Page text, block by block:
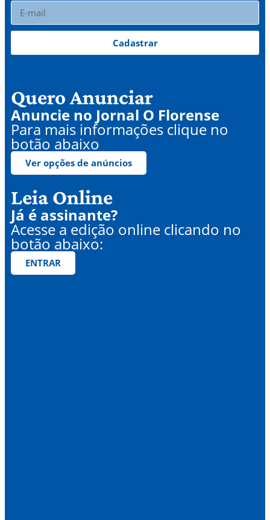
Cadastrar
Quero Anunciar
Anuncie no Jornal O Florense
Para mais informações clique no
botão abaixo
Ver opções de anúncios
Leia Online
Já é assinante?
Acesse a edição online clicando no
botão abaixo:
ENTRAR